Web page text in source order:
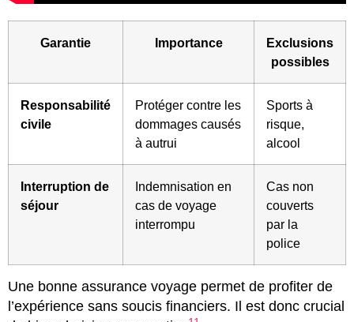
Garantie Importance
Exclusions
possibles
Responsabilité
civile
Protéger contre les
dommages causés
à autrui
Sports à
risque,
alcool
Interruption de
séjour
Indemnisation en
cas de voyage
interrompu
Cas non
couverts
par la
police
Une bonne assurance voyage permet de profiter de
l’expérience sans soucis financiers. Il est donc crucial